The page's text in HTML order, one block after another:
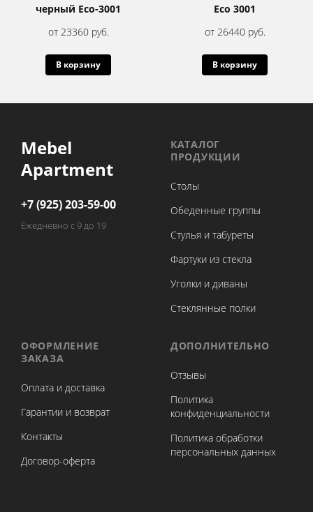
черный Eco-3001
от 23360 руб.
В корзину
Eco 3001
от 26440 руб.
В корзину
Mebel
Apartment
+7 (925) 203-59-00
Ежедневно с 9 до 19
КАТАЛОГ
ПРОДУКЦИИ
Столы
Обеденные группы
Стулья и табуреты
Фартуки из стекла
Уголки и диваны
Стеклянные полки
ОФОРМЛЕНИЕ
ЗАКАЗА
Оплата и доставка
Гарантии и возврат
Контакты
Договор-оферта
ДОПОЛНИТЕЛЬНО
Отзывы
Политика
конфиденциальности
Политика обработки
персональных данных